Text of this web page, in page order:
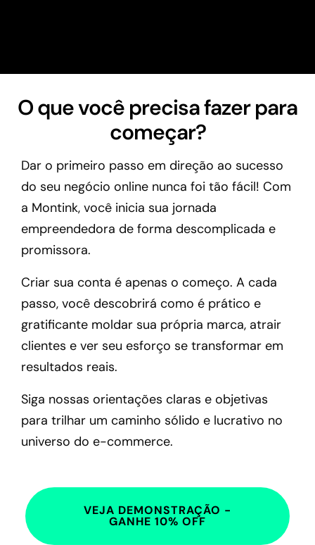
O que você precisa fazer para
começar?
Dar o primeiro passo em direção ao sucesso
do seu negócio online nunca foi tão fácil! Com
a Montink, você inicia sua jornada
empreendedora de forma descomplicada e
promissora.
Criar sua conta é apenas o começo. A cada
passo, você descobrirá como é prático e
gratificante moldar sua própria marca, atrair
clientes e ver seu esforço se transformar em
resultados reais.
Siga nossas orientações claras e objetivas
para trilhar um caminho sólido e lucrativo no
universo do e-commerce.
VEJA DEMONSTRAÇÃO -
GANHE 10% OFF